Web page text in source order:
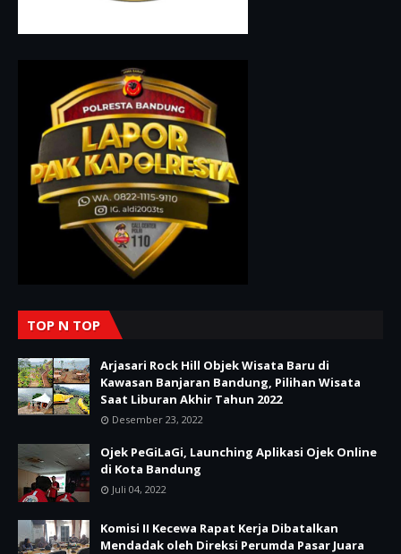
TOP N TOP
Arjasari Rock Hill Objek Wisata Baru di
Kawasan Banjaran Bandung, Pilihan Wisata
Saat Liburan Akhir Tahun 2022
Desember 23, 2022
Ojek PeGiLaGi, Launching Aplikasi Ojek Online
di Kota Bandung
Juli 04, 2022
Komisi II Kecewa Rapat Kerja Dibatalkan
Mendadak oleh Direksi Perumda Pasar Juara